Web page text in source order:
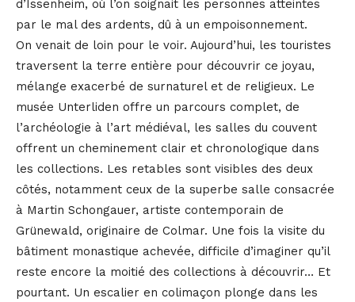
d’Issenheim, où l’on soignait les personnes atteintes
par le mal des ardents, dû à un empoisonnement.
On venait de loin pour le voir. Aujourd’hui, les touristes
traversent la terre entière pour découvrir ce joyau,
mélange exacerbé de surnaturel et de religieux. Le
musée Unterliden offre un parcours complet, de
l’archéologie à l’art médiéval, les salles du couvent
offrent un cheminement clair et chronologique dans
les collections. Les retables sont visibles des deux
côtés, notamment ceux de la superbe salle consacrée
à Martin Schongauer, artiste contemporain de
Grünewald, originaire de Colmar. Une fois la visite du
bâtiment monastique achevée, difficile d’imaginer qu’il
reste encore la moitié des collections à découvrir… Et
pourtant. Un escalier en colimaçon plonge dans les